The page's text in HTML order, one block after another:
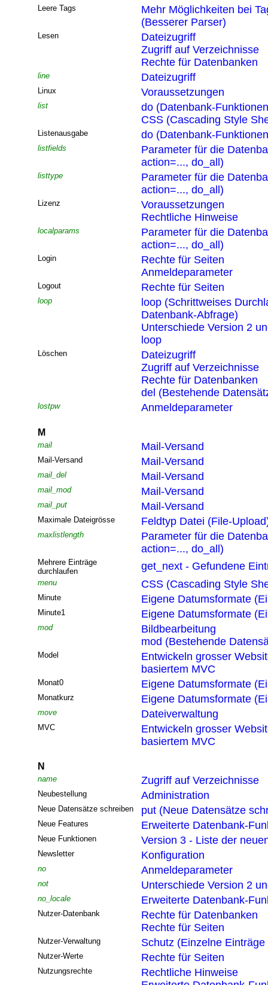
Leere Tags
Mehr Möglichkeiten bei
(Besserer Parser)
Lesen
Dateizugriff
Zugriff auf Verzeichnisse
Rechte für Datenbanken
line Dateizugriff
Linux Voraussetzungen
list
do (Datenbank-
CSS (Cascading Style
Listenausgabe do (Datenbank-
listfields
Parameter für die
action=..., do_all)
listtype
Parameter für die
action=..., do_all)
Lizenz
Voraussetzungen
Rechtliche Hinweise
localparams
Parameter für die
action=..., do_all)
Login
Rechte für Seiten
Anmeldeparameter
Logout Rechte für Seiten
loop
loop (Schrittweises
Datenbank-Abfrage)
Unterschiede Version 2
loop
Löschen
Dateizugriff
Zugriff auf Verzeichnisse
Rechte für Datenbanken
del (Bestehende
lostpw Anmeldeparameter
M
mail Mail-Versand
Mail-Versand Mail-Versand
mail_del Mail-Versand
mail_mod Mail-Versand
mail_put Mail-Versand
Maximale Dateigrösse Feldtyp Datei (File-
maxlistlength
Parameter für die
action=..., do_all)
Mehrere Einträge
durchlaufen
get_next - Gefundene
menu CSS (Cascading Style
Minute Eigene Datumsformate
Minute1 Eigene Datumsformate
mod
Bildbearbeitung
mod (Bestehende
Model
Entwickeln grosser
basiertem MVC
Monat0 Eigene Datumsformate
Monatkurz Eigene Datumsformate
move Dateiverwaltung
MVC
Entwickeln grosser
basiertem MVC
N
name Zugriff auf Verzeichnisse
Neubestellung Administration
Neue Datensätze schreiben put (Neue Datensätze
Neue Features Erweiterte Datenbank-
Neue Funktionen Version 3 - Liste der
Newsletter Konfiguration
no Anmeldeparameter
not Unterschiede Version 2
no_locale Erweiterte Datenbank-
Nutzer-Datenbank
Rechte für Datenbanken
Rechte für Seiten
Nutzer-Verwaltung Schutz (Einzelne
Nutzer-Werte Rechte für Seiten
Nutzungsrechte
Rechtliche Hinweise